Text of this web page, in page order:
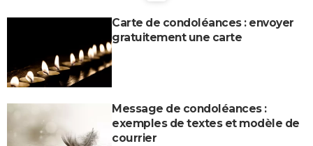
Carte de condoléances : envoyer
gratuitement une carte
Message de condoléances :
exemples de textes et modèle de
courrier